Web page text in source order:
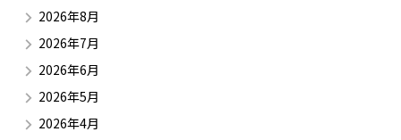
2026年8月
2026年7月
2026年6月
2026年5月
2026年4月